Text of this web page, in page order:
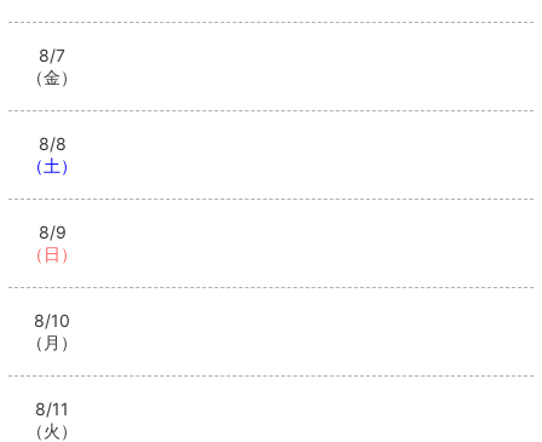
8/7
（金）
8/8
（土）
8/9
（日）
8/10
（月）
8/11
（火）